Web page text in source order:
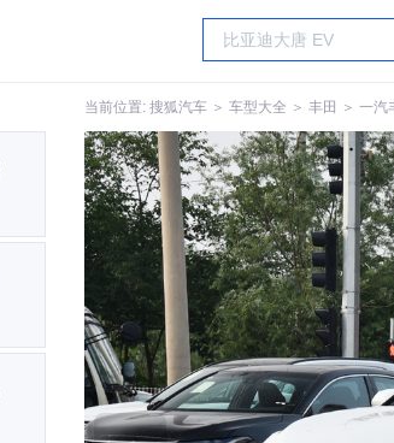
当前位置: 搜狐汽车 ＞ 车型大全 ＞ 丰田 ＞ 一汽